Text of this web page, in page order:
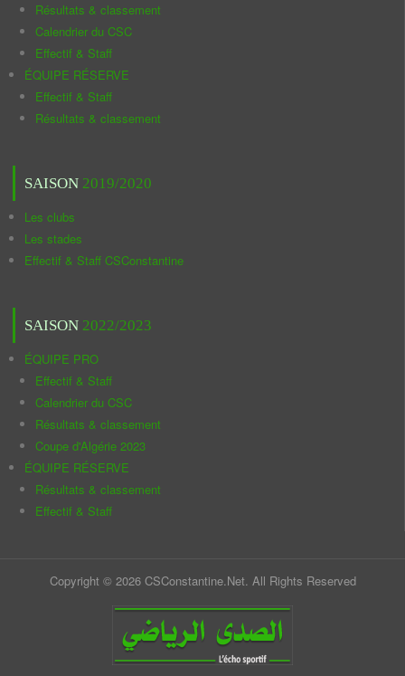
Résultats & classement
Calendrier du CSC
Effectif & Staff
ÉQUIPE RÉSERVE
Effectif & Staff
Résultats & classement
SAISON 2019/2020
Les clubs
Les stades
Effectif & Staff CSConstantine
SAISON 2022/2023
ÉQUIPE PRO
Effectif & Staff
Calendrier du CSC
Résultats & classement
Coupe d'Algérie 2023
ÉQUIPE RÉSERVE
Résultats & classement
Effectif & Staff
Copyright © 2026 CSConstantine.Net. All Rights Reserved